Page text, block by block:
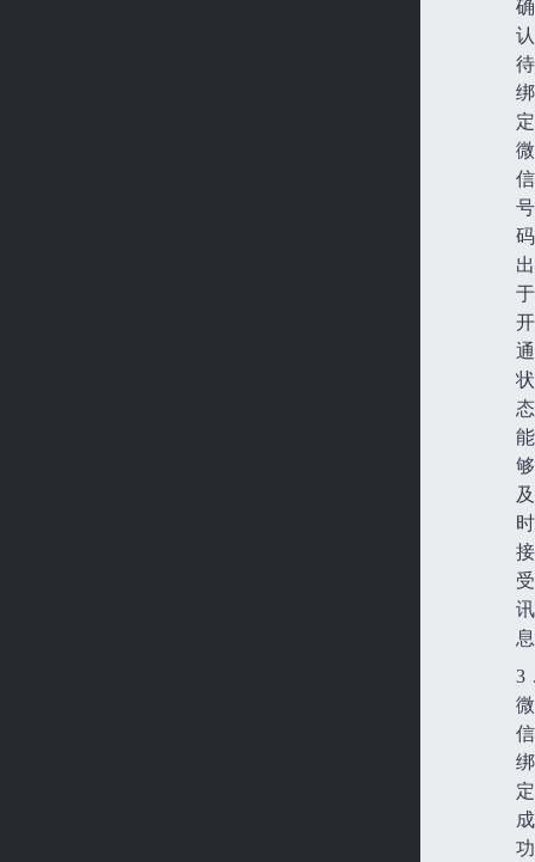
确
认
待
绑
定
微
信
号
码
出
于
开
通
状
能
够
及
时
接
受
讯
3
微
信
绑
定
成
功